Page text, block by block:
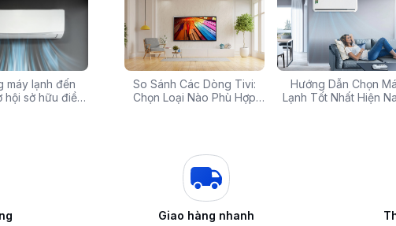
máy lạnh đến
hội sở hữu điều
Săn Sale Khủng: Hàng
Điện Máy Cao Cấp Giảm
Tivi Chính Hãng Giá Rẻ –
Siêu Ưu Đãi Chỉ Có Tại
máy lọc nước nóng
tốt nhất đáng mua
So Sánh Các Dòng Tivi:
Chọn Loại Nào Phù Hợp
Hướng Dẫn Chọn
Lạnh Tốt Nhất Hiện
Giao hàng nhanh